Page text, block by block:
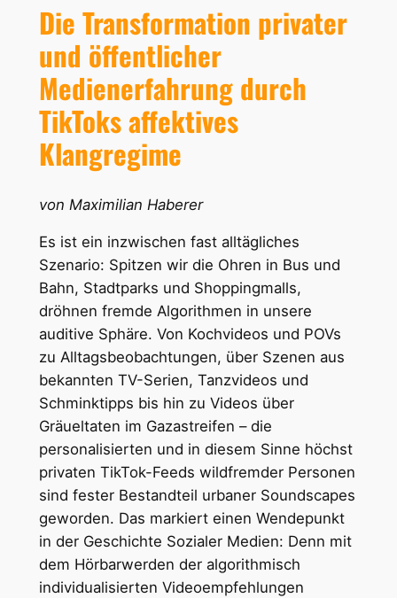
Die Transformation privater
und öffentlicher
Medienerfahrung durch
TikToks affektives
Klangregime
von Maximilian Haberer
Es ist ein inzwischen fast alltägliches
Szenario: Spitzen wir die Ohren in Bus und
Bahn, Stadtparks und Shoppingmalls,
dröhnen fremde Algorithmen in unsere
auditive Sphäre. Von Kochvideos und POVs
zu Alltagsbeobachtungen, über Szenen aus
bekannten TV-Serien, Tanzvideos und
Schminktipps bis hin zu Videos über
Gräueltaten im Gazastreifen – die
personalisierten und in diesem Sinne höchst
privaten TikTok-Feeds wildfremder Personen
sind fester Bestandteil urbaner Soundscapes
geworden. Das markiert einen Wendepunkt
in der Geschichte Sozialer Medien: Denn mit
dem Hörbarwerden der algorithmisch
individualisierten Videoempfehlungen